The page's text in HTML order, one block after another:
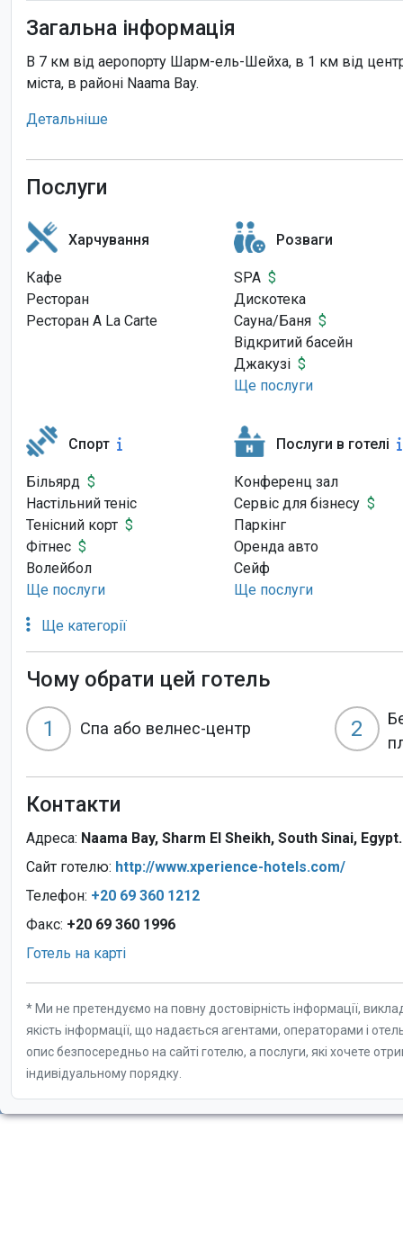
Загальна інформація
В 7 км від аеропорту Шарм-ель-Шейха, в 1 км від
міста, в районі Naama Bay.
Детальніше
Послуги
Харчування
Кафе
Ресторан
Ресторан A La Carte
Розваги
SPA $
Дискотека
Сауна/Баня $
Відкритий басейн
Джакузі $
Ще послуги
Спорт
Більярд $
Настільний теніс
Тенісний корт $
Фітнес $
Волейбол
Ще послуги
Послуги в готелі
Конференц зал
Сервіс для бізнесу $
Паркінг
Оренда авто
Сейф
Ще послуги
Ще категорії
Чому обрати цей готель
1
Спа або велнес-центр 2
Контакти
Адреса: Naama Bay, Sharm El Sheikh, South Sinai, Egypt.
Сайт готелю: http://www.xperience-hotels.com/
Телефон: +20 69 360 1212
Факс: +20 69 360 1996
Готель на карті
* Ми не претендуємо на повну достовірність інформації,
якість інформації, що надається агентами, операторами і
опис безпосередньо на сайті готелю, а послуги, які хочете
індивідуальному порядку.